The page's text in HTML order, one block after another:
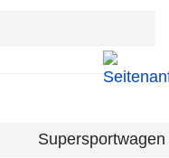
Supersportwagen